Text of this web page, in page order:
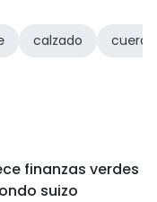
calzado cuero
finanzas verdes
suizo